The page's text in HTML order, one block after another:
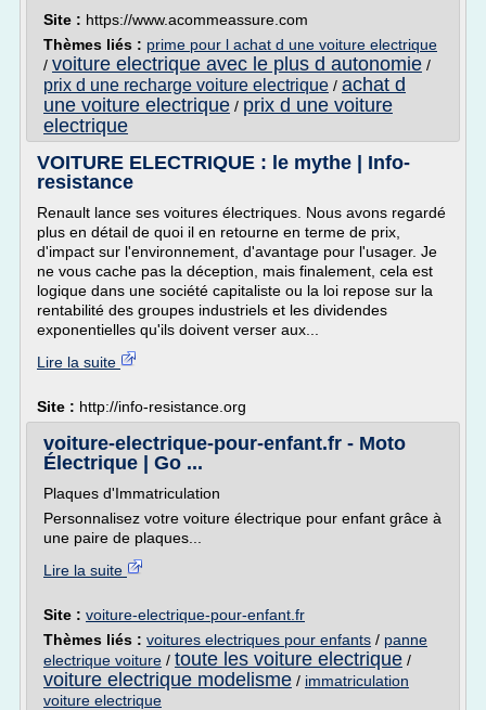
Site : https://www.acommeassure.com
Thèmes liés : prime pour l achat d une voiture electrique
/ voiture electrique avec le plus d autonomie /
prix d une recharge voiture electrique / achat d
une voiture electrique / prix d une voiture
electrique
VOITURE ELECTRIQUE : le mythe | Info-
resistance
Renault lance ses voitures électriques. Nous avons regardé
plus en détail de quoi il en retourne en terme de prix,
d'impact sur l'environnement, d'avantage pour l'usager. Je
ne vous cache pas la déception, mais finalement, cela est
logique dans une société capitaliste ou la loi repose sur la
rentabilité des groupes industriels et les dividendes
exponentielles qu'ils doivent verser aux...
Lire la suite
Site : http://info-resistance.org
voiture-electrique-pour-enfant.fr - Moto
Électrique | Go ...
Plaques d'Immatriculation
Personnalisez votre voiture électrique pour enfant grâce à
une paire de plaques...
Lire la suite
Site : voiture-electrique-pour-enfant.fr
Thèmes liés : voitures electriques pour enfants / panne
electrique voiture / toute les voiture electrique /
voiture electrique modelisme / immatriculation
voiture electrique